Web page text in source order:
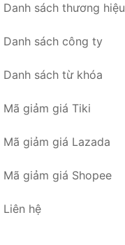
Danh sách thương hiệu
Danh sách công ty
Danh sách từ khóa
Mã giảm giá Tiki
Mã giảm giá Lazada
Mã giảm giá Shopee
Liên hệ